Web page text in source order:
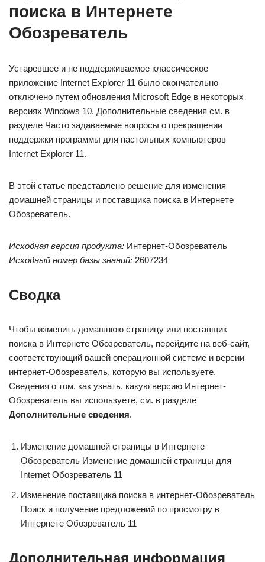
поиска в Интернете
Обозреватель
Устаревшее и не поддерживаемое классическое
приложение Internet Explorer 11 было окончательно
отключено путем обновления Microsoft Edge в некоторых
версиях Windows 10. Дополнительные сведения см. в
разделе Часто задаваемые вопросы о прекращении
поддержки программы для настольных компьютеров
Internet Explorer 11.
В этой статье представлено решение для изменения
домашней страницы и поставщика поиска в Интернете
Обозреватель.
Исходная версия продукта: Интернет-Обозреватель
Исходный номер базы знаний: 2607234
Сводка
Чтобы изменить домашнюю страницу или поставщик
поиска в Интернете Обозреватель, перейдите на веб-сайт,
соответствующий вашей операционной системе и версии
интернет-Обозреватель, которую вы используете.
Сведения о том, как узнать, какую версию Интернет-
Обозреватель вы используете, см. в разделе
Дополнительные сведения.
Изменение домашней страницы в Интернете
Обозреватель Изменение домашней страницы для
Internet Обозреватель 11
Изменение поставщика поиска в интернет-Обозреватель
Поиск и получение предложений по просмотру в
Интернете Обозреватель 11
Дополнительная информация